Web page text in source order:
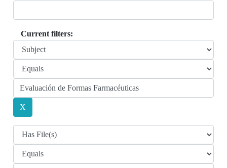
Current filters: